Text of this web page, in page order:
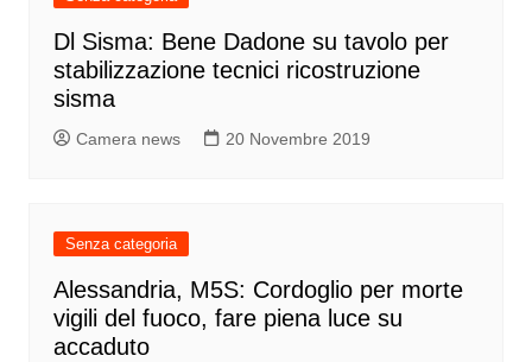
Dl Sisma: Bene Dadone su tavolo per
stabilizzazione tecnici ricostruzione
sisma
Camera news 20 Novembre 2019
Senza categoria
Alessandria, M5S: Cordoglio per morte
vigili del fuoco, fare piena luce su
accaduto